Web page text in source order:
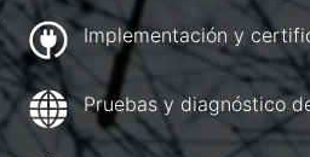
Implementación y
Pruebas y diagnóstico